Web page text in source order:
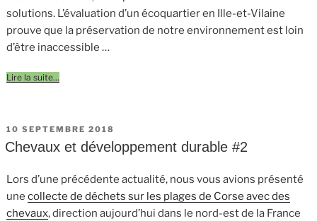
solutions. L’évaluation d’un écoquartier en Ille-et-Vilaine
prouve que la préservation de notre environnement est loin
d’être inaccessible …
Lire la suite…
PUBLIÉ
LE
10 SEPTEMBRE 2018
Chevaux et développement durable #2
Lors d’une précédente actualité, nous vous avions présenté
une collecte de déchets sur les plages de Corse avec des
chevaux, direction aujourd’hui dans le nord-est de la France